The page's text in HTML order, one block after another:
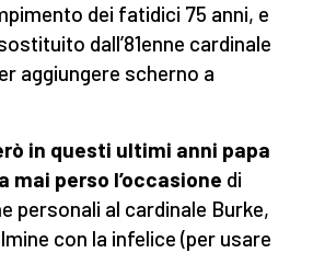
dei fatidici 75 anni, e
dall’81enne cardinale
aggiungere scherno a
in questi ultimi anni papa
mai perso l’occasione di
personali al cardinale Burke,
con la infelice (per usare